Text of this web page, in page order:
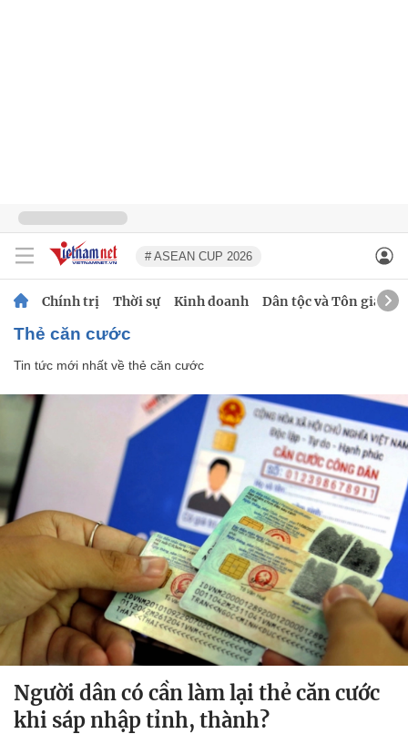
# ASEAN CUP 2026
Chính trị Thời sự Kinh doanh Dân tộc và Tôn giáo
thẻ căn cước
Tin tức mới nhất về thẻ căn cước
Người dân có cần làm lại thẻ căn cước
khi sáp nhập tỉnh, thành?